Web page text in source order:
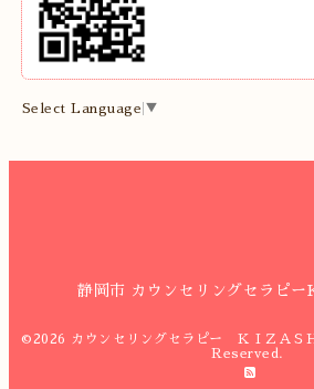
Select Language ▼
静岡市 カウンセリングセラピ
©2026 カウンセリングセラピー ＫＩＺＡＳ
Reserved.